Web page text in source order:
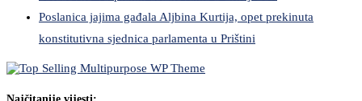
Poslanica jajima gađala Aljbina Kurtija, opet prekinuta
konstitutivna sjednica parlamenta u Prištini